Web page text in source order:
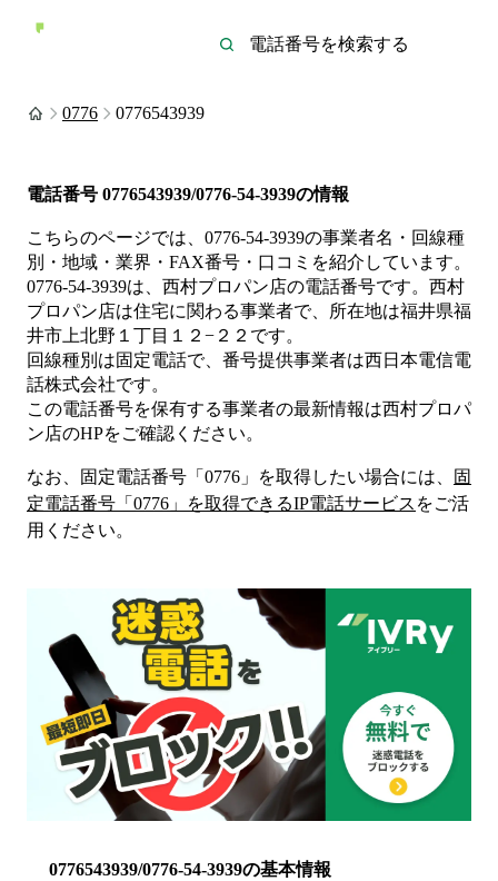
0776 0776543939
電話番号 0776543939/0776-54-3939の情報
こちらのページでは、 0776-54-3939の事業者名・回線種
別・地域・業界・FAX番号・口コミを紹介しています。
0776-54-3939は、 西村プロパン店の電話番号です。 西村
プロパン店は住宅に関わる事業者で、所在地は福井県福
井市上北野１丁目１２−２２ です。
回線種別は固定電話で、番号提供事業者は西日本電信電
話株式会社です。
この電話番号を保有する事業者の最新情報は西村プロパ
ン店のHPをご確認ください。
なお、固定電話番号「 0776 」を取得したい場合には、
固
定電話番号「 0776 」を取得できるIP電話サービス をご活
用ください。
0776543939/0776-54-3939の基本情報